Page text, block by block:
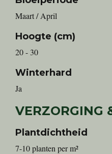
Maart / April
Hoogte (cm)
20 - 30
Winterhard
Ja
VERZORGING
Plantdichtheid
7-10 planten per m²